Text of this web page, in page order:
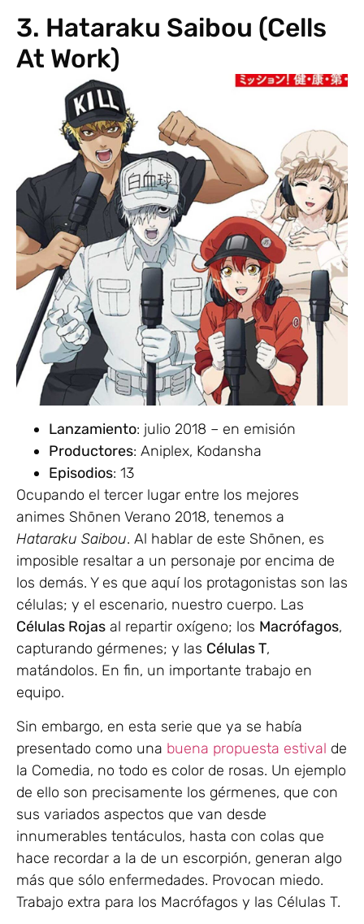
3. Hataraku Saibou (Cells
At Work)
Lanzamiento: julio 2018 – en emisión
Productores: Aniplex, Kodansha
Episodios: 13
Ocupando el tercer lugar entre los mejores
animes Shōnen Verano 2018, tenemos a
Hataraku Saibou. Al hablar de este Shōnen, es
imposible resaltar a un personaje por encima de
los demás. Y es que aquí los protagonistas son las
células; y el escenario, nuestro cuerpo. Las
Células Rojas al repartir oxígeno; los Macrófagos,
capturando gérmenes; y las Células T,
matándolos. En fin, un importante trabajo en
equipo.
Sin embargo, en esta serie que ya se había
presentado como una buena propuesta estival de
la Comedia, no todo es color de rosas. Un ejemplo
de ello son precisamente los gérmenes, que con
sus variados aspectos que van desde
innumerables tentáculos, hasta con colas que
hace recordar a la de un escorpión, generan algo
más que sólo enfermedades. Provocan miedo.
Trabajo extra para los Macrófagos y las Células T.